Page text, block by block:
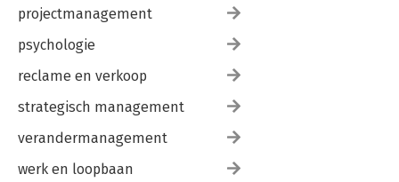
projectmanagement
psychologie
reclame en verkoop
strategisch management
verandermanagement
werk en loopbaan